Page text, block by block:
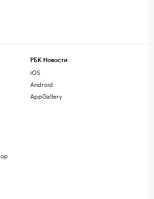
РБК Новости
iOS
Android
AppGallery